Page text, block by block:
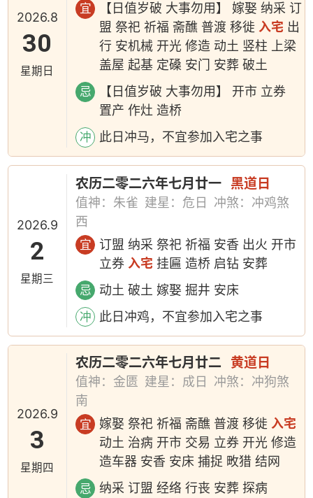
2026.8
30
星期日
宜
【日值岁破 大事勿用】 嫁娶 纳采 订
盟 祭祀 祈福 斋醮 普渡 移徙 入宅 出
行 安机械 开光 修造 动土 竖柱 上梁
盖屋 起基 定磉 安门 安葬 破土
忌
【日值岁破 大事勿用】 开市 立券
置产 作灶 造桥
冲 此日冲马，不宜参加入宅之事
2026.9
2
星期三
农历二零二六年七月廿一 黑道日
值神：朱雀 建星：危日
冲煞：冲鸡煞
西
宜
订盟 纳采 祭祀 祈福 安香 出火 开市
立券 入宅 挂匾 造桥 启钻 安葬
忌 动土 破土 嫁娶 掘井 安床
冲 此日冲鸡，不宜参加入宅之事
2026.9
3
星期四
农历二零二六年七月廿二 黄道日
值神：金匮 建星：成日
冲煞：冲狗煞
南
宜 嫁娶 祭祀 祈福 斋醮 普渡 移徙入宅
动土 治病 开市 交易 立券 开光 修造
造车器 安香 安床 捕捉 畋猎 结网
忌 纳采 订盟 经络 行丧 安葬 探病